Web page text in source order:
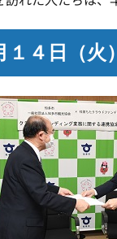
１４日（